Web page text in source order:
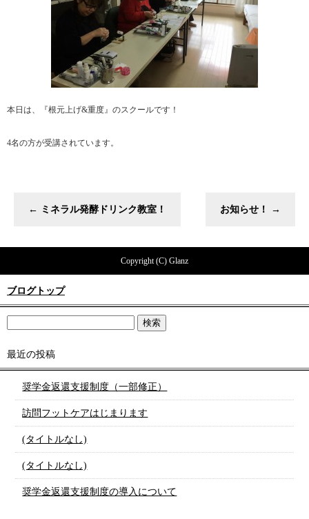
本日は、『根元上げ&重度』のスクールです！
4名の方が受講されています。
← ミネラル発酵ドリンク教室！ お知らせ！ →
Copyright (C) Glanz
ブログトップ
最近の投稿
奨学金返還支援制度（一部修正）
訪問フットケアはじまります
(タイトルなし)
(タイトルなし)
奨学金返還支援制度の導入について